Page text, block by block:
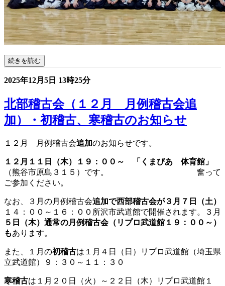
続きを読む
2025年12月5日 13時25分
北部稽古会（１２月 月例稽古会追
加）・初稽古、寒稽古のお知らせ
１２月 月例稽古会追加のお知らせです。
１２月１１日（木）１９：００～ 「くまぴあ 体育館」
（熊谷市原島３１５）です。 奮って
ご参加ください。
なお、３月の月例稽古会追加で西部稽古会が３月７日（土）
１４：００～１６：００所沢市武道館で開催されます。３月
５日（木）通常の月例稽古会（リプロ武道館１９：００～）
もあります。
また、１月の初稽古は１月４日（日）リプロ武道館（埼玉県
立武道館）９：３０～１１：３０
寒稽古は１月２０日（火）～２２日（木）リプロ武道館１